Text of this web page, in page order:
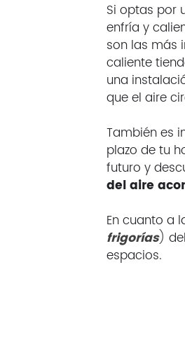
Si optas por
enfría y
son las más
caliente
una
que el aire
También es
plazo de tu
futuro y
del aire
En cuanto a
frigorías)
espacios.